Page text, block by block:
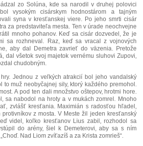
kde sa narodil v druhej polovici
vysokým cisárskym hodnostárom a tajným
syna v kresťanskej viere. Po jeho smrti cisár
za predstaviteľa mesta. Ten v úrade neochvejne
mnoho pohanov. Keď sa cisár dozvedel, že je
sa rozhneval. Raz, keď sa vracal z vojnových
aby dal Demetra zavrieť do väzenia. Pretože
dal všetok svoj majetok vernému sluhovi Zupovi,
chudobným.
Jednou z veľkých atrakcií bol jeho vandalský
to muž neobyčajnej sily, ktorý každého premohol.
A pod ten dali množstvo oštepov, hrotmi hore.
sa nabodol na hroty a v mukách zomrel. Mnoho
zvlášť kresťania. Maximián s radosťou hľadel,
z mosta. V Meste žil jeden kresťanský
videl, koľko kresťanov Lius zabil, rozhodol sa
do arény, šiel k Demeterovi, aby sa s ním
Nad Liom zvíťazíš a za Krista zomrieš“.